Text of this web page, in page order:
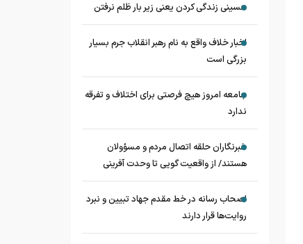
حسینی زندگی کردن یعنی زیر بار ظلم نرفتن
اخبار خلاف واقع به نام رهبر انقلاب جرم بسیار
بزرگی است
جامعه امروز هیچ فرصتی برای اختلاف و تفرقه
ندارد
خبرنگاران حلقه اتصال مردم و مسؤولان
هستند/ از واقعیت گویی تا وحدت آفرینی
اصحاب رسانه در خط مقدم جهاد تبیین و نبرد
روایت‌ها قرار دارند